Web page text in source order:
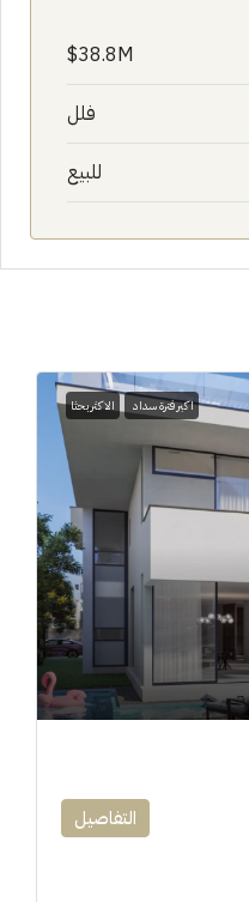
38.8M$
فلل
للبيع
اكبر فترة سداد الاكثر بحثا
التفاصيل